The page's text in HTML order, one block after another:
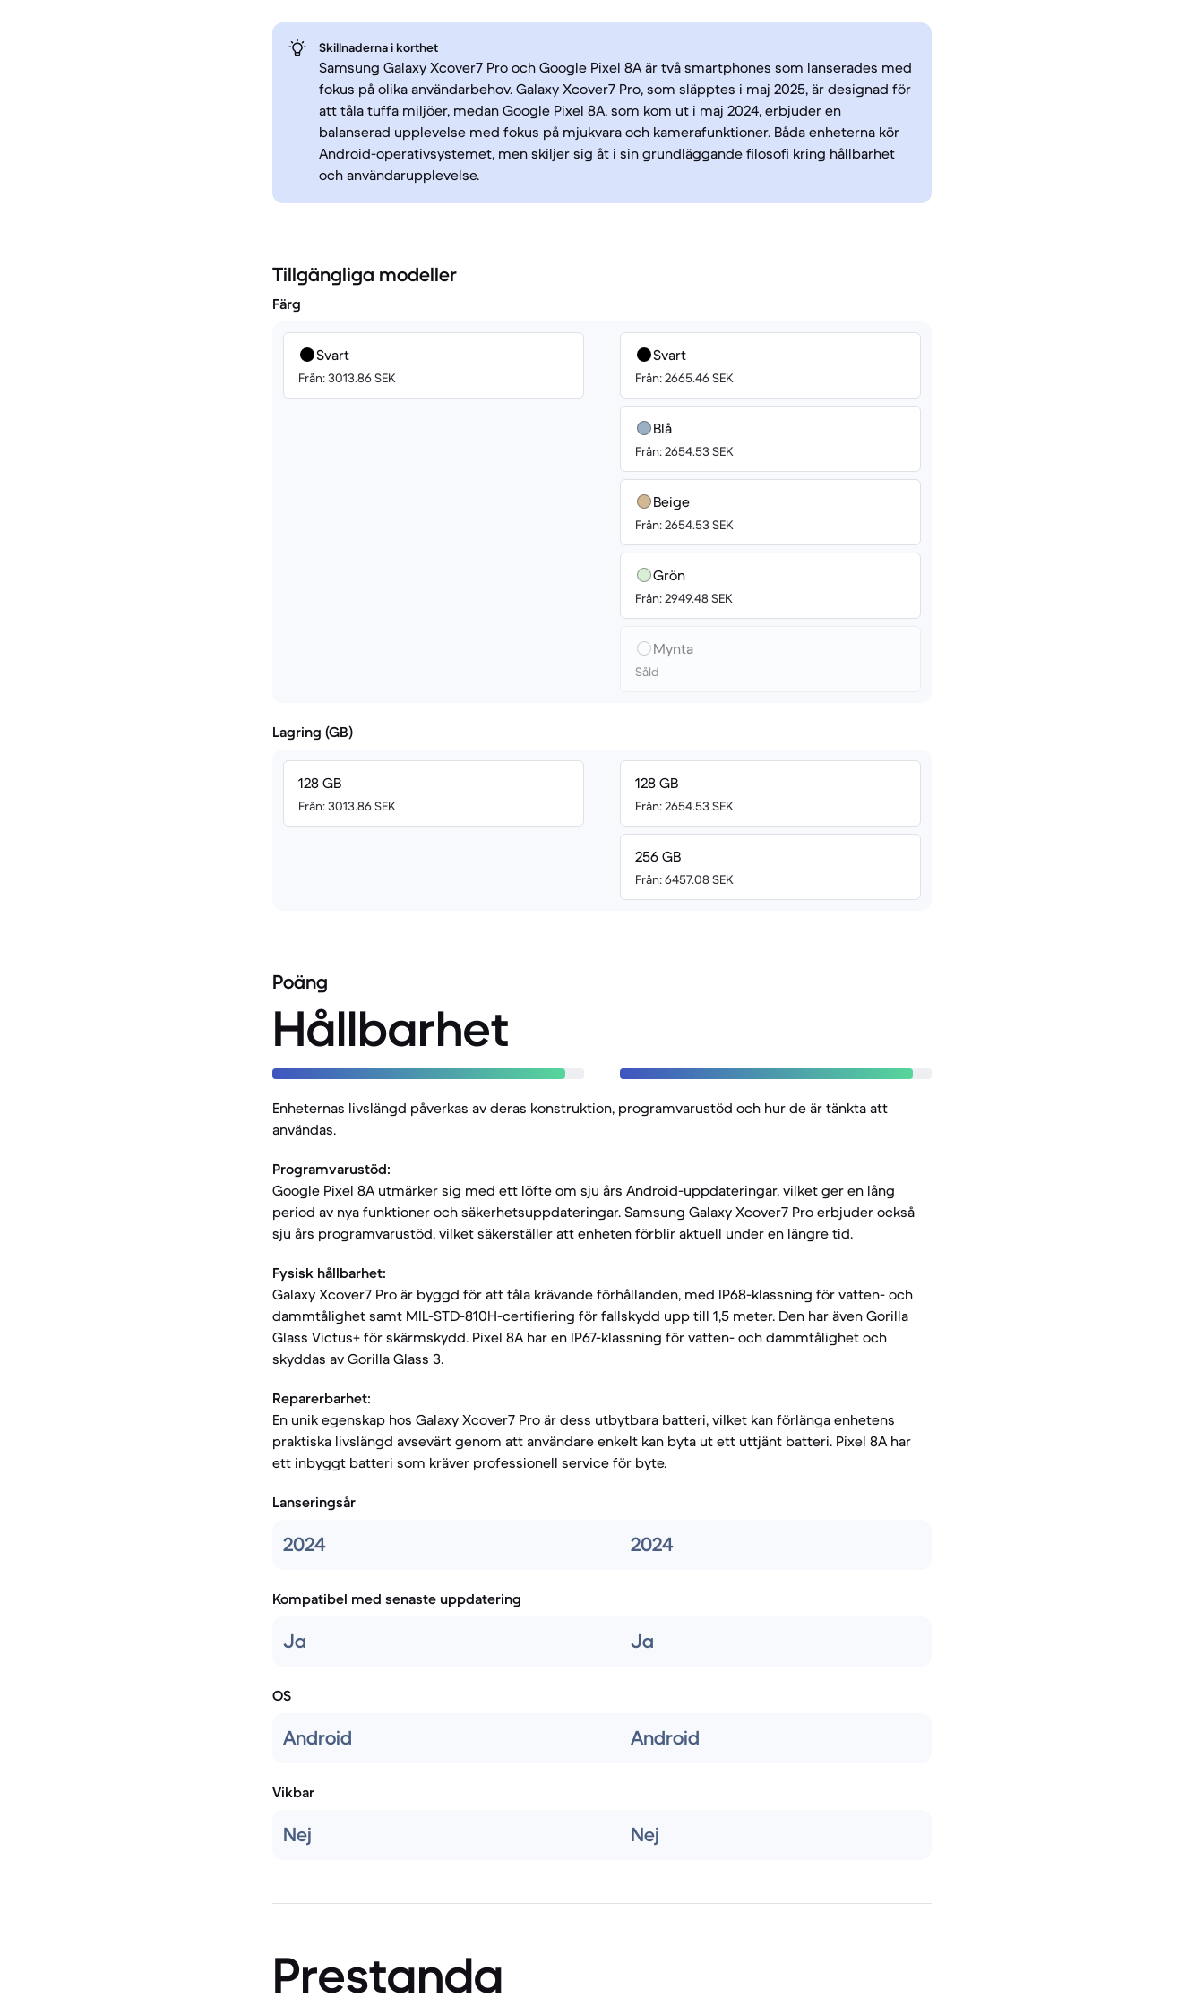
Skillnaderna i korthet
Samsung Galaxy Xcover7 Pro och Google Pixel 8A är två smartphones som lanserades med
fokus på olika användarbehov. Galaxy Xcover7 Pro, som släpptes i maj 2025, är designad för
att tåla tuffa miljöer, medan Google Pixel 8A, som kom ut i maj 2024, erbjuder en
balanserad upplevelse med fokus på mjukvara och kamerafunktioner. Båda enheterna kör
Android-operativsystemet, men skiljer sig åt i sin grundläggande filosofi kring hållbarhet
och användarupplevelse.
Tillgängliga modeller
Färg
Svart
Från: 3013.86 SEK
Svart
Från: 2665.46 SEK
Blå
Från: 2654.53 SEK
Beige
Från: 2654.53 SEK
Grön
Från: 2949.48 SEK
Mynta
Såld
Lagring (GB)
128 GB
Från: 3013.86 SEK
128 GB
Från: 2654.53 SEK
256 GB
Från: 6457.08 SEK
Poäng
Hållbarhet
Enheternas livslängd påverkas av deras konstruktion, programvarustöd och hur de är tänkta att
användas.
Programvarustöd:
Google Pixel 8A utmärker sig med ett löfte om sju års Android-uppdateringar, vilket ger en lång
period av nya funktioner och säkerhetsuppdateringar. Samsung Galaxy Xcover7 Pro erbjuder också
sju års programvarustöd, vilket säkerställer att enheten förblir aktuell under en längre tid.
Fysisk hållbarhet:
Galaxy Xcover7 Pro är byggd för att tåla krävande förhållanden, med IP68-klassning för vatten- och
dammtålighet samt MIL-STD-810H-certifiering för fallskydd upp till 1,5 meter. Den har även Gorilla
Glass Victus+ för skärmskydd. Pixel 8A har en IP67-klassning för vatten- och dammtålighet och
skyddas av Gorilla Glass 3.
Reparerbarhet:
En unik egenskap hos Galaxy Xcover7 Pro är dess utbytbara batteri, vilket kan förlänga enhetens
praktiska livslängd avsevärt genom att användare enkelt kan byta ut ett uttjänt batteri. Pixel 8A har
ett inbyggt batteri som kräver professionell service för byte.
Lanseringsår
2024 2024
Kompatibel med senaste uppdatering
Ja Ja
OS
Android Android
Vikbar
Nej Nej
Prestanda